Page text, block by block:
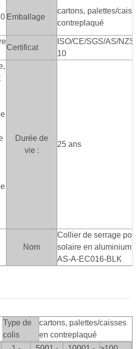
Emballage
cartons, palettes/
contreplaqué
Certificat
ISO/CE/SGS/AS/
10
Durée de
vie :
25 ans
Nom
Collier de serrage
solaire en aluminium
AS-A-EC016-BLK
Type de
colis
cartons, palettes/caisses
en contreplaqué